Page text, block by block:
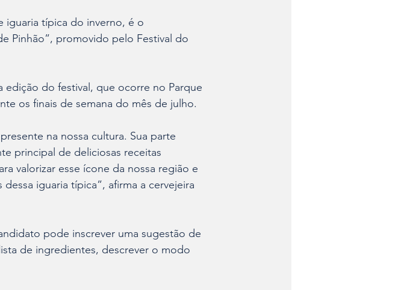
iguaria típica do inverno, é o
Pinhão”, promovido pelo Festival do
do festival, que ocorre no Parque
os finais de semana do mês de julho.
na nossa cultura. Sua parte
principal de deliciosas receitas
valorizar esse ícone da nossa região e
iguaria típica”, afirma a cervejeira
pode inscrever uma sugestão de
de ingredientes, descrever o modo